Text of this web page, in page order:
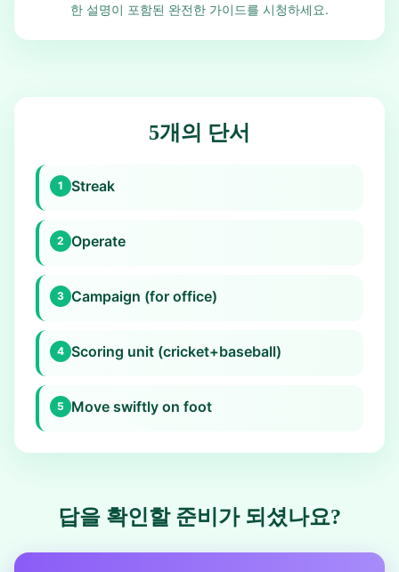
한 설명이 포함된 완전한 가이드를 시청하세요.
5개의 단서
1 Streak
2 Operate
3 Campaign (for office)
4 Scoring unit (cricket+baseball)
5 Move swiftly on foot
답을 확인할 준비가 되셨나요?